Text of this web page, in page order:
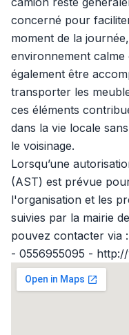
concerné pour
moment de la
environnement
également être
transporter les
ces éléments
dans la vie locale
le voisinage.
Lorsqu’une
(AST) est prévue
l'organisation et les
suivies par la mairie
pouvez contacter via
- 0556955095 -